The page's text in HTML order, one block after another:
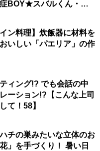
BOY★スバルくん・
ン料理】炊飯器に材料を
いしい「パエリア」の作
ィング!? でも会話の中
ーション!?【こんな上司
て！58】
チの巣みたいな立体のお
」を手づくり！ 暑い日